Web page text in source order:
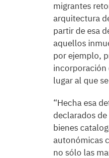
migrantes
arquitectura
partir de esa
aquellos
por ejemplo,
incorporación
lugar al que
“Hecha esa
declarados
bienes
autonómicas
no sólo las